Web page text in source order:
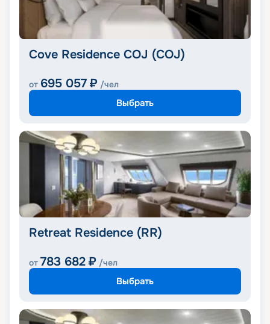
Cove Residence COJ (COJ)
от 695 057 ₽ /чел
Выбрать
Retreat Residence (RR)
от 783 682 ₽ /чел
Выбрать